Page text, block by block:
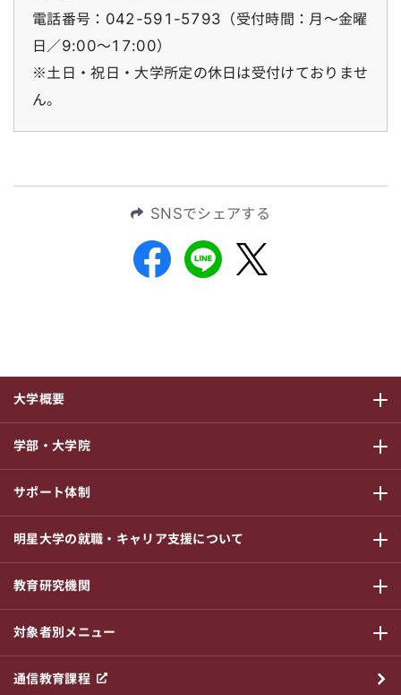
電話番号：042-591-5793（受付時間：月～金曜
日／9:00～17:00）
※土日・祝日・大学所定の休日は受付けておりませ
ん。
SNSでシェアする
大学概要
サブメニ
学部・大学院
サブメニ
サポート体制
サブメニ
明星大学の就職・キャリア支援について
サブメニ
教育研究機関
サブメニ
対象者別メニュー
サブメニ
通信教育課程